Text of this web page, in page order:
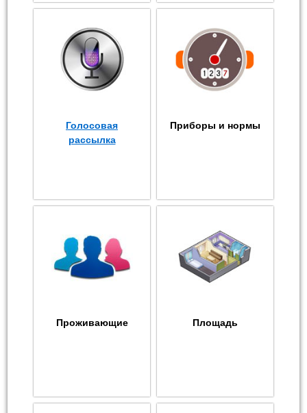
Голосовая
рассылка
Приборы и нормы
Проживающие Площадь